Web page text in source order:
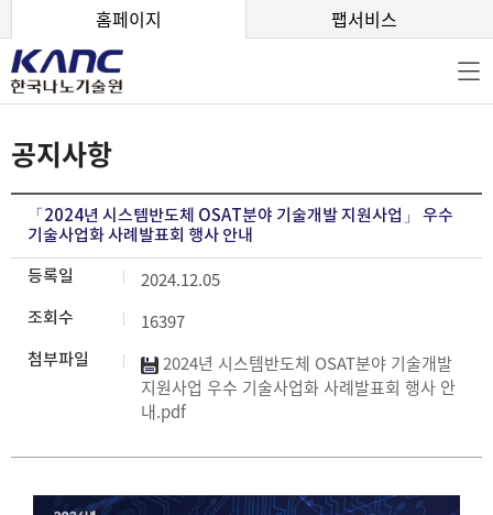
홈페이지 팹서비스
공지사항
「2024년 시스템반도체 OSAT분야 기술개발 지원사업」 우수
기술사업화 사례발표회 행사 안내
등록일 2024.12.05
조회수 16397
첨부파일
2024년 시스템반도체 OSAT분야 기술개발
지원사업 우수 기술사업화 사례발표회 행사 안
내.pdf